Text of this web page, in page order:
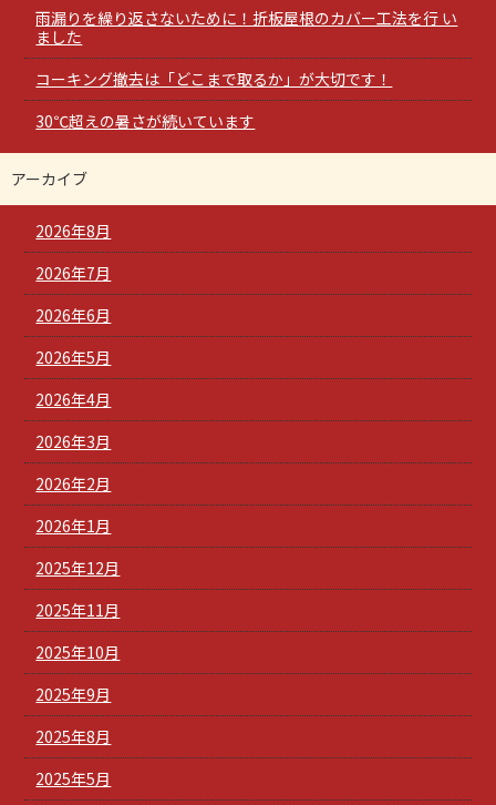
雨漏りを繰り返さないために！折板屋根のカバー工法を行 い
ました
コーキング撤去は「どこまで取るか」が大切です！
30℃超えの暑さが続いています
アーカイブ
2026年8月
2026年7月
2026年6月
2026年5月
2026年4月
2026年3月
2026年2月
2026年1月
2025年12月
2025年11月
2025年10月
2025年9月
2025年8月
2025年5月